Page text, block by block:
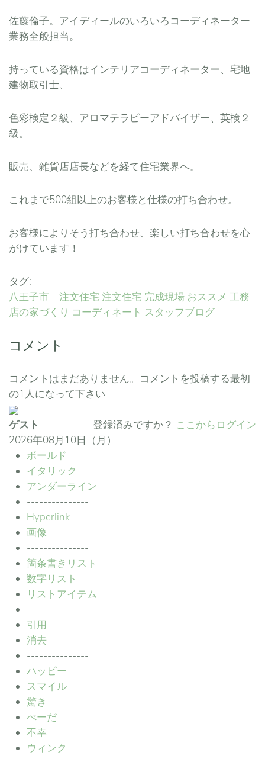
佐藤倫子。アイディールのいろいろコーディネーター
業務全般担当。
持っている資格はインテリアコーディネーター、宅地
建物取引士、
色彩検定２級、アロマテラピーアドバイザー、英検２
級。
販売、雑貨店店長などを経て住宅業界へ。
これまで500組以上のお客様と仕様の打ち合わせ。
お客様によりそう打ち合わせ、楽しい打ち合わせを心
がけています！
タグ:
八王子市 注文住宅 注文住宅 完成現場 おススメ 工務
店の家づくり コーディネート スタッフブログ
コメント
コメントはまだありません。コメントを投稿する最初
の1人になって下さい
登録済みですか？ ここからログイン
ゲスト
2026年08月10日（月）
ボールド
イタリック
アンダーライン
---------------
Hyperlink
画像
---------------
箇条書きリスト
数字リスト
リストアイテム
---------------
引用
消去
---------------
ハッピー
スマイル
驚き
べーだ
不幸
ウィンク